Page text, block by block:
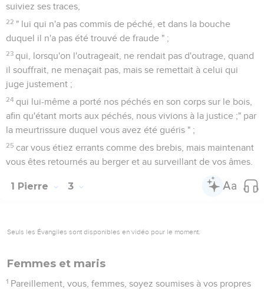
suiviez ses traces,
22 " lui qui n'a pas commis de péché, et dans la bouche
duquel il n'a pas été trouvé de fraude " ;
23 qui, lorsqu'on l'outrageait, ne rendait pas d'outrage, quand
il souffrait, ne menaçait pas, mais se remettait à celui qui
juge justement ;
24 qui lui-même a porté nos péchés en son corps sur le bois,
afin qu'étant morts aux péchés, nous vivions à la justice ;" par
la meurtrissure duquel vous avez été guéris " ;
25 car vous étiez errants comme des brebis, mais maintenant
vous êtes retournés au berger et au surveillant de vos âmes.
1 Pierre 3
Seuls les Évangiles sont disponibles en vidéo pour le moment.
Femmes et maris
1 Pareillement, vous, femmes, soyez soumises à vos propres